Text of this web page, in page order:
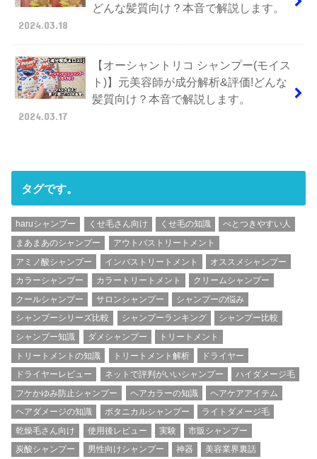
どんな髪質向け？本音で解説します。
2024.03.18
【オーシャントリコ シャンプー(モイス
ト)】元美容師が成分解析&評価!どんな
髪質向け？本音で解説します。
2024.03.17
タグです。
haruシャンプー くせ毛さん向け くせ毛の知識
べとつきやすい人
まあまあのシャンプー
アウトバストリートメント
アミノ酸シャンプー
インバストリートメント
オススメシャンプー
カラーシャンプー
カラートリートメント
クリームシャンプー
クールシャンプー
サロンシャンプー
シャンプーの悩み
シャンプーシリーズ比較
シャンプーランキング
シャンプー比較
シャンプー知識
ダメシャンプー
トリートメント
トリートメントの知識
トリートメント解析
ドライヤー
ドライヤーレビュー
ネットで評判がいいシャンプー
ハイダメージ毛
フケかゆみ防止シャンプー
ヘアカラーの知識
ヘアケアアイテム
ヘアダメージの知識
ボタニカルシャンプー
ライトダメージ毛
乾燥毛さん向け
使用後レビュー 実験
市販シャンプー
炭酸シャンプー
男性向けシャンプー 神器 美容業界裏話